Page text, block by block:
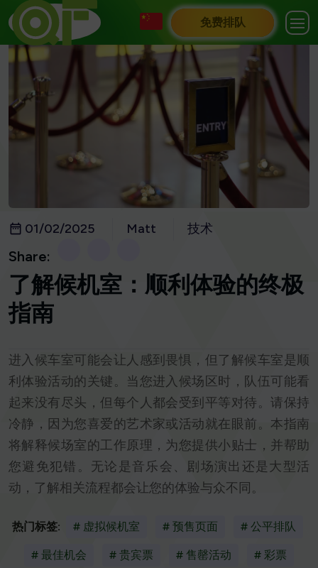
免费排队
01/02/2025 Matt 技术
Share:
了解候机室：顺利体验的终极
指南
进入候车室可能会让人感到畏惧，但了解候车室是顺
利体验活动的关键。当您进入候场区时，队伍可能看
起来没有尽头，但每个人都会受到平等对待。请保持
冷静，因为您喜爱的艺术家或活动就在眼前。本指南
将解释候场室的工作原理，为您提供小贴士，并帮助
您避免犯错。无论是音乐会、剧场演出还是大型活
动，了解相关流程都会让您的体验与众不同。
热门标签: # 虚拟候机室 # 预售页面 # 公平排队
# 最佳机会 # 贵宾票 # 售罄活动 # 彩票